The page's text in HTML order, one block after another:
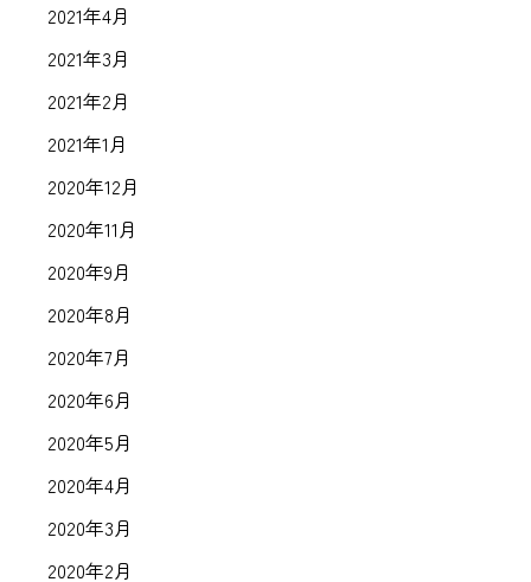
2021年4月
2021年3月
2021年2月
2021年1月
2020年12月
2020年11月
2020年9月
2020年8月
2020年7月
2020年6月
2020年5月
2020年4月
2020年3月
2020年2月